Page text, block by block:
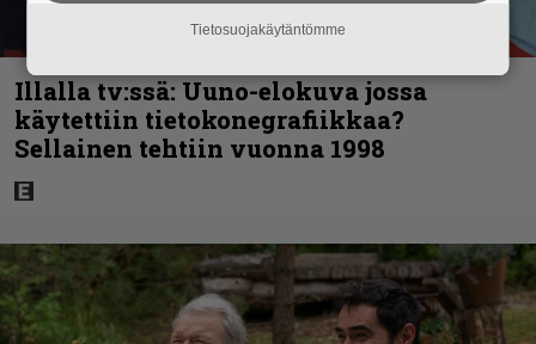
Illalla tv:ssä: Uuno-elokuva jossa
käytettiin tietokonegrafiikkaa?
Sellainen tehtiin vuonna 1998
Tietosuojakäytäntömme